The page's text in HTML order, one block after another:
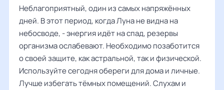
Неблагоприятный, один из самых напряжённых
дней. В этот период, когда Луна не видна на
небосводе, - энергия идёт на спад, резервы
организма ослабевают. Необходимо позаботится
о своей защите, как астральной, так и физической.
Используйте сегодня обереги для дома и личные.
Лучше избегать тёмных помещений. Слухам и